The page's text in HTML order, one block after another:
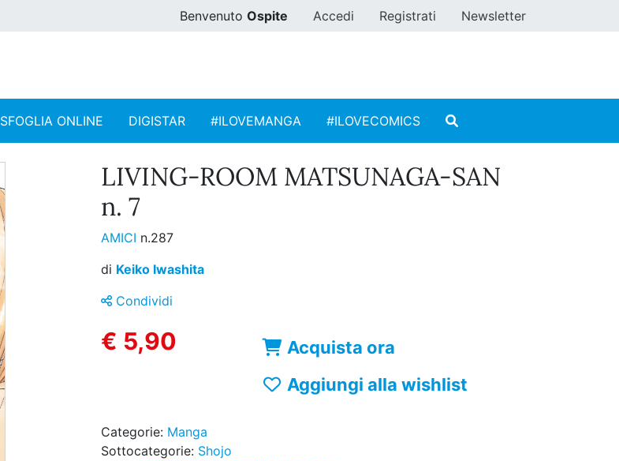
Benvenuto Ospite Accedi Registrati Newsletter
SFOGLIA ONLINE DIGISTAR #ILOVEMANGA #ILOVECOMICS
LIVING-ROOM MATSUNAGA-SAN
n. 7
AMICI n.287
di Keiko Iwashita
Condividi
€ 5,90
Acquista ora
Aggiungi alla wishlist
Categorie: Manga
Sottocategorie: Shojo